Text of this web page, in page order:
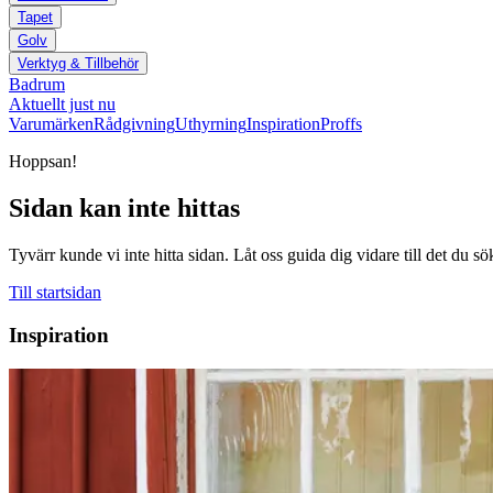
Tapet
Golv
Verktyg & Tillbehör
Badrum
Aktuellt just nu
VarumärkenRådgivningUthyrningInspirationProffs
Hoppsan!
Sidan kan inte hittas
Tyvärr kunde vi inte hitta sidan. Låt oss guida dig vidare till det du
Till startsidan
Inspiration